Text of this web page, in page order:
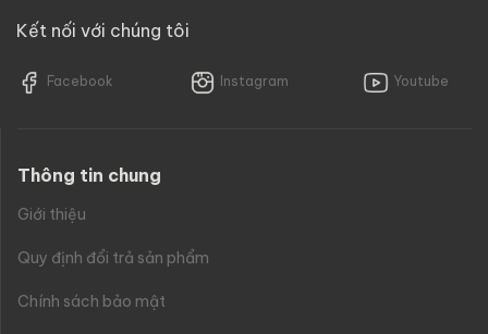
Kết nối với chúng tôi
Facebook Instagram Youtube
Thông tin chung
Giới thiệu
Quy định đổi trả sản phẩm
Chính sách bảo mật